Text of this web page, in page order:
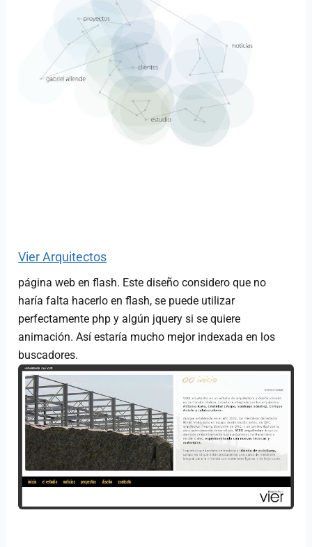
Vier Arquitectos
página web en flash. Este diseño considero que no
haría falta hacerlo en flash, se puede utilizar
perfectamente php y algún jquery si se quiere
animación. Así estaría mucho mejor indexada en los
buscadores.